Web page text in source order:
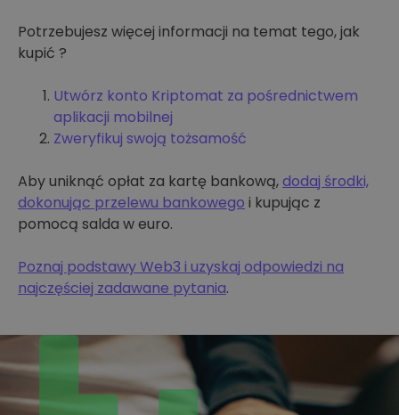
Potrzebujesz więcej informacji na temat tego, jak
kupić ?
Utwórz konto Kriptomat za pośrednictwem
aplikacji mobilnej
Zweryfikuj swoją tożsamość
Aby uniknąć opłat za kartę bankową,dodaj środki,
dokonując przelewu bankowego i kupując z
pomocą salda w euro.
Poznaj podstawy Web3 i uzyskaj odpowiedzi na
najczęściej zadawane pytania.